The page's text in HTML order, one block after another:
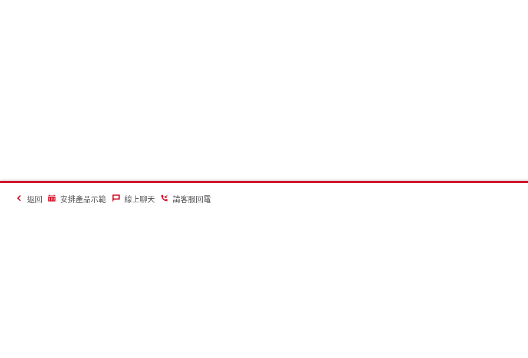
返回 安排產品示範 線上聊天 請客服回電